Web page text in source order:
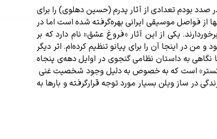
بودم تعدادی از آثار پدرم (حسین دهلوی) را برای
از فواصل موسیقی ایرانی بهره‌گرفته شده است اما در
یکی از این آثار «فروغ عشق» نام دارد که بر
در اینجا آن را برای پیانو تنظیم کرده‌ام. اثر دیگر
به داستان نظامی گنجوی در اوایل دهه‌ی پنجاه
است که به خصوص به دلیل وجود شخصیت غنی
در ساز ویلن بسیار مورد توجه قرارگرفته و بارها به